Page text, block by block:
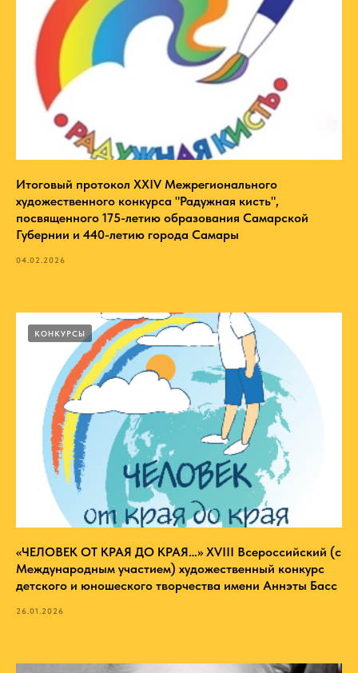
Итоговый протокол XXIV Межрегионального
художественного конкурса "Радужная кисть",
посвященного 175-летию образования Самарской
Губернии и 440-летию города Самары
04.02.2026
КОНКУРСЫ
«ЧЕЛОВЕК ОТ КРАЯ ДО КРАЯ…» XVIII Всероссийский (с
Международным участием) художественный конкурс
детского и юношеского творчества имени Аннэты Басс
26.01.2026